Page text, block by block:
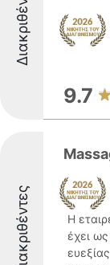
Διακριθέντες
9.7
Διακριθέντες
Η
έχει